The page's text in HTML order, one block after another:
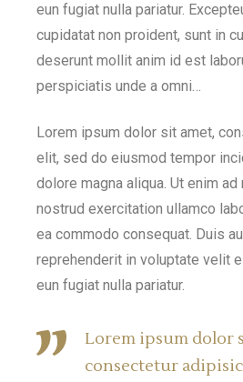
eun fugiat nulla pariatur.
cupidatat non proident, sunt in
deserunt mollit anim id est
perspiciatis unde a omni…
Lorem ipsum dolor sit amet,
elit, sed do eiusmod tempor
dolore magna aliqua. Ut enim
nostrud exercitation ullamco
ea commodo consequat. Duis
reprehenderit in voluptate velit
eun fugiat nulla pariatur.
Lorem ipsum dolor
consectetur